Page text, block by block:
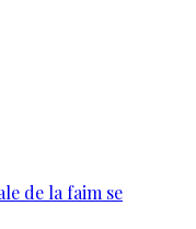
de la faim se